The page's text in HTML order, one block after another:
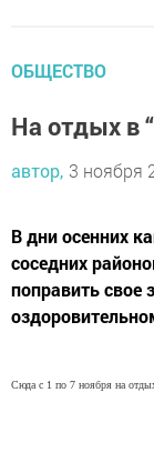
ОБЩЕСТВО
На отдых в
автор, 3 ноября
В дни осенних
соседних
поправить свое
Сюда с 1 по 7 ноября на